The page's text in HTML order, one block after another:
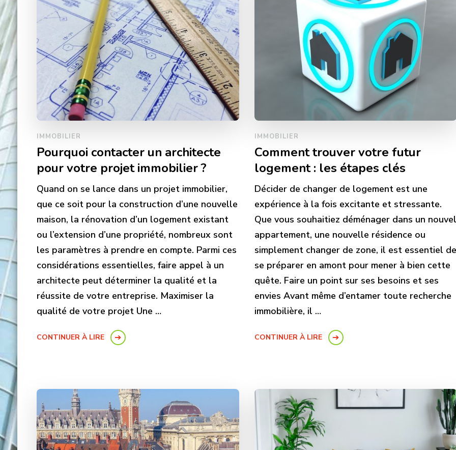
IMMOBILIER
Pourquoi contacter un architecte
pour votre projet immobilier ?
Quand on se lance dans un projet immobilier,
que ce soit pour la construction d’une nouvelle
maison, la rénovation d’un logement existant
ou l’extension d’une propriété, nombreux sont
les paramètres à prendre en compte. Parmi ces
considérations essentielles, faire appel à un
architecte peut déterminer la qualité et la
réussite de votre entreprise. Maximiser la
qualité de votre projet Une …
CONTINUER À LIRE
IMMOBILIER
Comment trouver votre futur
logement : les étapes clés
Décider de changer de logement est une
expérience à la fois excitante et stressante.
Que vous souhaitiez déménager dans un nouvel
appartement, une nouvelle résidence ou
simplement changer de zone, il est essentiel de
se préparer en amont pour mener à bien cette
quête. Faire un point sur ses besoins et ses
envies Avant même d’entamer toute recherche
immobilière, il …
CONTINUER À LIRE